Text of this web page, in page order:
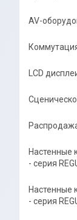
AV-
LCD
Настенные
- серия
Настенные
- серия